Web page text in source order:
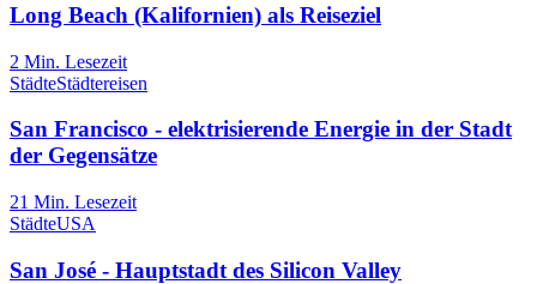
Long Beach (Kalifornien) als Reiseziel
2 Min. Lesezeit
StädteStädtereisen
San Francisco - elektrisierende Energie in der Stadt
der Gegensätze
21 Min. Lesezeit
StädteUSA
San José - Hauptstadt des Silicon Valley